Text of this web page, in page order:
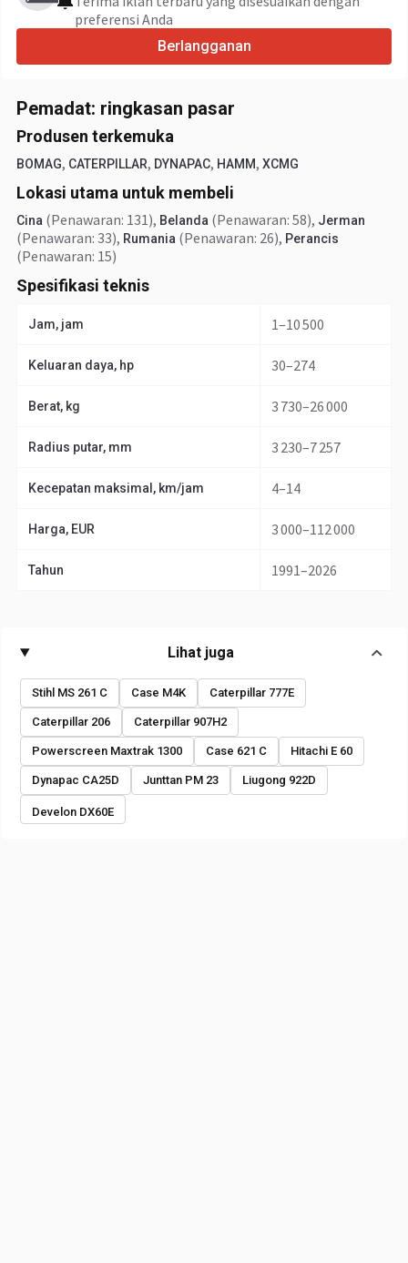
preferensi Anda
Berlangganan
Pemadat: ringkasan pasar
Produsen terkemuka
BOMAG, CATERPILLAR, DYNAPAC, HAMM, XCMG
Lokasi utama untuk membeli
Cina (Penawaran: 131), Belanda (Penawaran: 58), Jerman
(Penawaran: 33), Rumania (Penawaran: 26), Perancis
(Penawaran: 15)
Spesifikasi teknis
Jam, jam 1–10 500
Keluaran daya, hp 30–274
Berat, kg 3 730–26 000
Radius putar, mm 3 230–7 257
Kecepatan maksimal, km/jam 4–14
Harga, EUR 3 000–112 000
Tahun 1991–2026
Lihat juga
Stihl MS 261 C Case M4K Caterpillar 777E
Caterpillar 206 Caterpillar 907H2
Powerscreen Maxtrak 1300 Case 621 C Hitachi E 60
Dynapac CA25D Junttan PM 23 Liugong 922D
Develon DX60E